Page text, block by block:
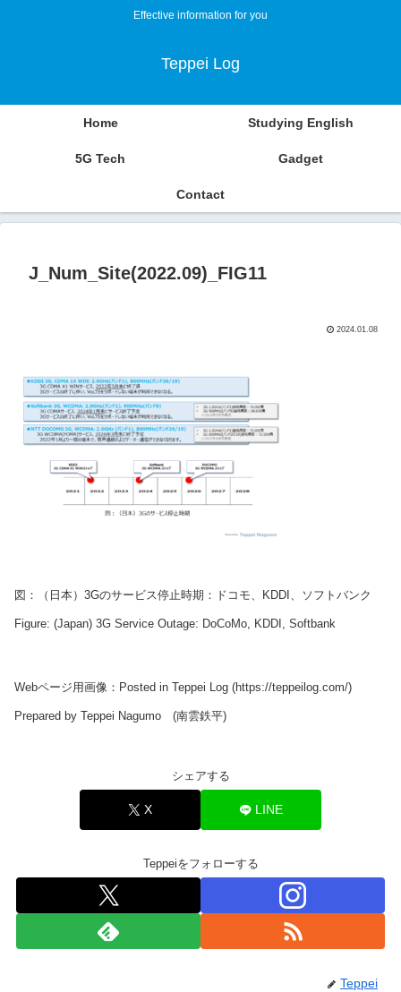
Effective information for you
Teppei Log
Home Studying English
5G Tech Gadget
Contact
J_Num_Site(2022.09)_FIG11
2024.01.08
図：（日本）3Gのサービス停止時期：ドコモ、KDDI、ソフトバンク
Figure: (Japan) 3G Service Outage: DoCoMo, KDDI, Softbank
Webページ用画像：Posted in Teppei Log (https://teppeilog.com/)
Prepared by Teppei Nagumo (南雲鉄平)
シェアする
X LINE
Teppeiをフォローする
Teppei